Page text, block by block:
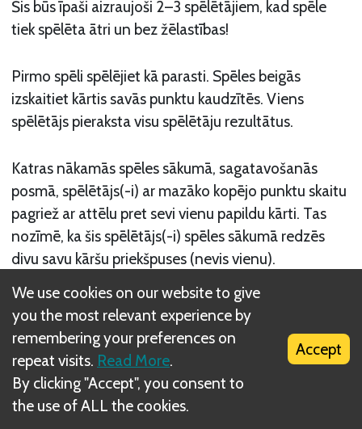
Šis būs īpaši aizraujoši 2–3 spēlētājiem, kad spēle
tiek spēlēta ātri un bez žēlastības!
Pirmo spēli spēlējiet kā parasti. Spēles beigās
izskaitiet kārtis savās punktu kaudzītēs. Viens
spēlētājs pieraksta visu spēlētāju rezultātus.
Katras nākamās spēles sākumā, sagatavošanās
posmā, spēlētājs(-i) ar mazāko kopējo punktu skaitu
pagriež ar attēlu pret sevi vienu papildu kārti. Tas
nozīmē, ka šis spēlētājs(-i) spēles sākumā redzēs
divu savu kāršu priekšpuses (nevis vienu).
Spēli sāk spēlētājs, kuram spēles sākumā ir lielākais
kopējais punktu skaits. Ja divi vai vairāk spēlētāji dala
pirmo vietu, spēli sāk vecākais no šiem spēlētājiem.
Pēc trīs spēlēm (vai tik, cik nolemjat spēlēt)
saskaitiet visus punktus — spēlētājs ar lielāko kopējo
We use cookies on our website to give
you the most relevant experience by
remembering your preferences on
repeat visits. Read More.
By clicking "Accept", you consent to
the use of ALL the cookies.
Accept